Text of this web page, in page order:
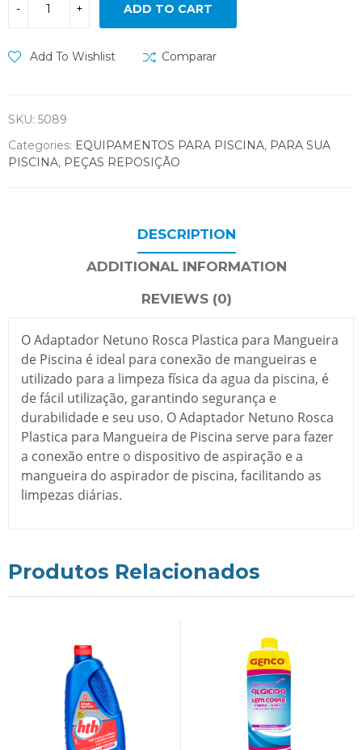
ADD TO CART
Add To Wishlist Comparar
SKU: 5089
Categories: EQUIPAMENTOS PARA PISCINA, PARA SUA
PISCINA, PEÇAS REPOSIÇÃO
DESCRIPTION
ADDITIONAL INFORMATION
REVIEWS (0)
O Adaptador Netuno Rosca Plastica para Mangueira
de Piscina é ideal para conexão de mangueiras e
utilizado para a limpeza física da agua da piscina, é
de fácil utilização, garantindo segurança e
durabilidade e seu uso. O Adaptador Netuno Rosca
Plastica para Mangueira de Piscina serve para fazer
a conexão entre o dispositivo de aspiração e a
mangueira do aspirador de piscina, facilitando as
limpezas diárias.
Produtos Relacionados